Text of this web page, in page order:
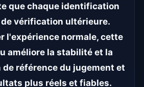
que chaque identification
de vérification ultérieure.
l'expérience normale, cette
améliore la stabilité et la
référence du jugement et
plus réels et fiables.